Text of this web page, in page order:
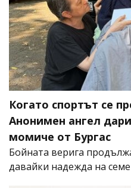
Когато спортът се
Анонимен ангел
момиче от Бургас
Бойната верига
давайки надежда на